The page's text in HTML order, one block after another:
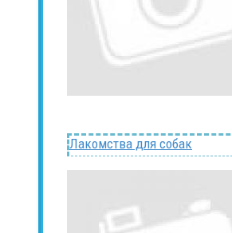
Лакомства для собак